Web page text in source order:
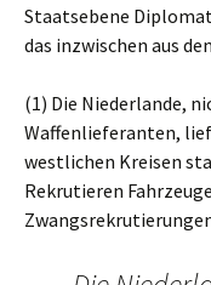
Staatsebene
das inzwischen aus
(1) Die Niederlande,
Waffenlieferanten,
westlichen Kreisen
Rekrutieren